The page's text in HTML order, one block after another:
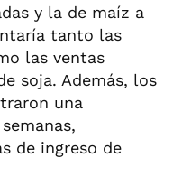
y la de maíz a
tanto las
las ventas
soja. Además, los
una
de ingreso de